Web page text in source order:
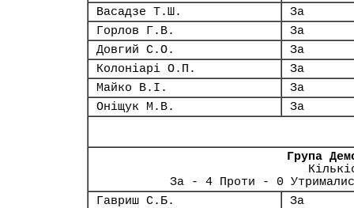
Васадзе Т.Ш.
За
Горлов Г.В.
За
Довгий С.О.
За
Колоніарі О.П.
За
Майко В.І.
За
Оніщук М.В.
За
Група
За - 4 Проти - 0
Гавриш С.Б.
За